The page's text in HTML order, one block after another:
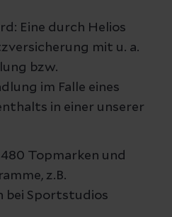
Eine durch Helios
mit u. a.
bzw.
im Falle eines
in einer unserer
Topmarken und
z.B.
bei Sportstudios